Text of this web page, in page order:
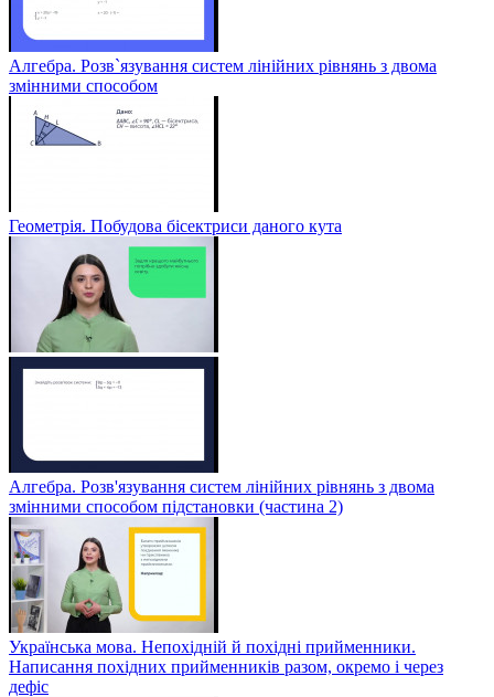
Алгебра. Розв`язування систем лінійних рівнянь з двома
змінними способом
Геометрія. Побудова бісектриси даного кута
Алгебра. Розв'язування систем лінійних рівнянь з двома
змінними способом підстановки (частина 2)
Українська мова. Непохідній й похідні прийменники.
Написання похідних прийменників разом, окремо і через
дефіс